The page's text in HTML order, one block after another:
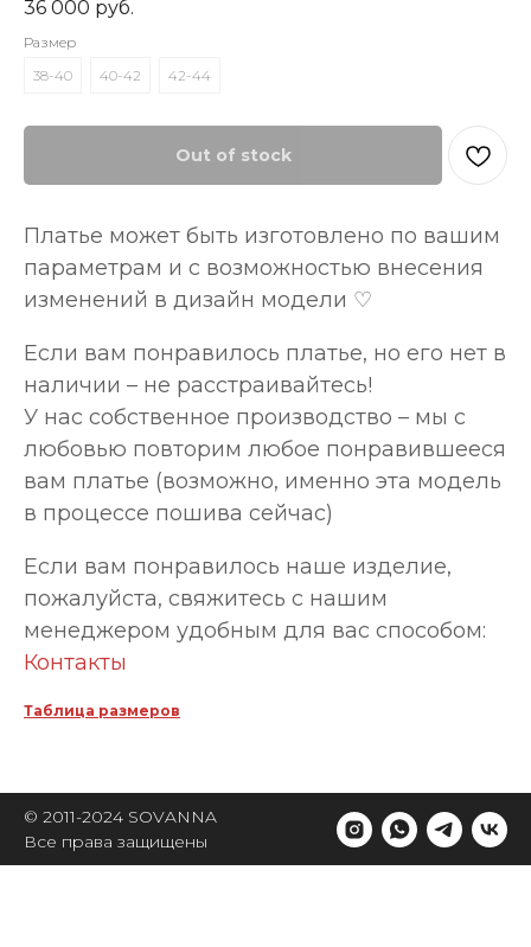
36 000 руб.
Размер
38-40
40-42 42-44
Out of stock
Платье может быть изготовлено по вашим
параметрам и с возможностью внесения
изменений в дизайн модели ♡
Если вам понравилось платье, но его нет в
наличии – не расстраивайтесь!
У нас собственное производство – мы с
любовью повторим любое понравившееся
вам платье (возможно, именно эта модель
в процессе пошива сейчас)
Если вам понравилось наше изделие,
пожалуйста, свяжитесь с нашим
менеджером удобным для вас способом:
Контакты
Таблица размеров
© 2011-2024 SOVANNA
Все права защищены